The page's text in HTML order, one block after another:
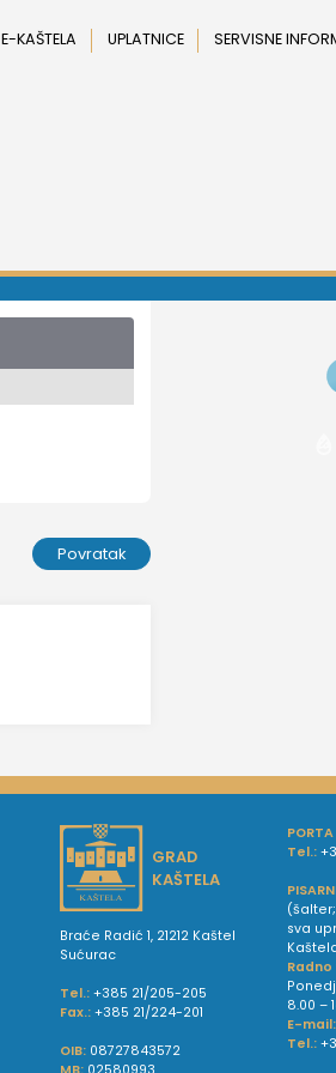
E-KAŠTELA UPLATNICE SERVISNE
Povratak
GRAD
KAŠTELA
Braće Radić 1, 21212 Kaštel
Sućurac
Tel.: +385 21/205-205
Fax.: +385 21/224-201
OIB: 08727843572
Tel.:
sva
8.00 –
E-mail:
Tel.: